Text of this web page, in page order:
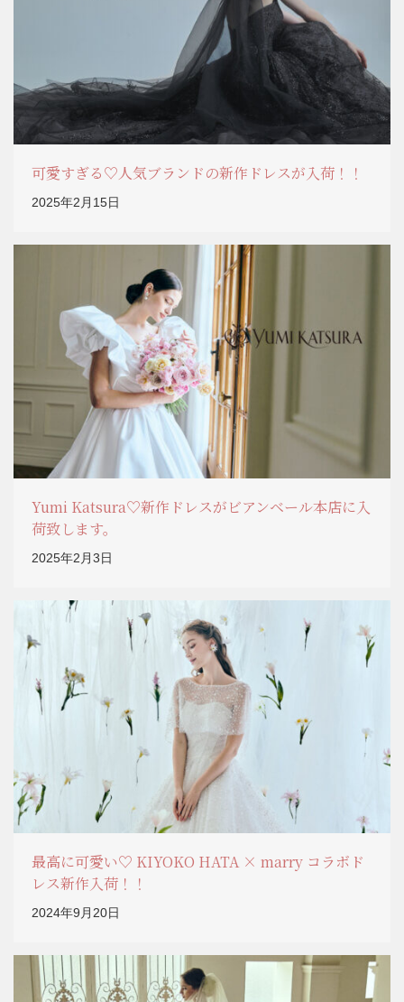
可愛すぎる♡人気ブランドの新作ドレスが入荷！！
2025年2月15日
Yumi Katsura♡新作ドレスがビアンベール本店に入
荷致します。
2025年2月3日
最高に可愛い♡ KIYOKO HATA × marry コラボド
レス新作入荷！！
2024年9月20日